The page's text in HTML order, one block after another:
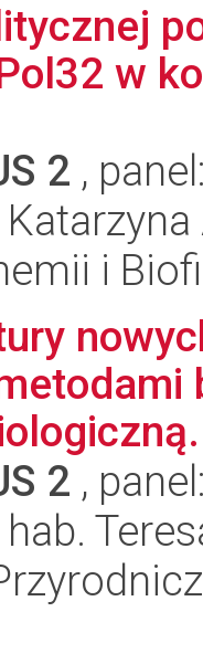
w
2 ,
i
2 ,